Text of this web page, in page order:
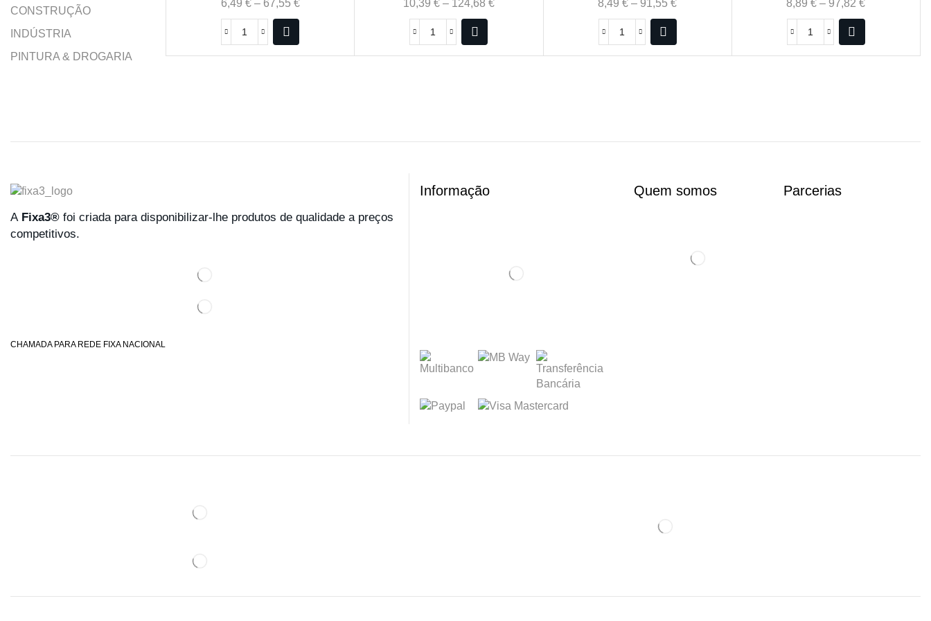
6,49 €– 67,55 € 10,39 €– 124,68 € 8,49€ – 91,55€ 8,89€ – 97,82€
CONSTRUÇÃO
INDÚSTRIA
PINTURA & DROGARIA
A Fixa3® foi criada para disponibilizar-lhe produtos de qualidade a preços
competitivos.
CHAMADA PARA REDE FIXA NACIONAL
Informação Quem somos Parcerias